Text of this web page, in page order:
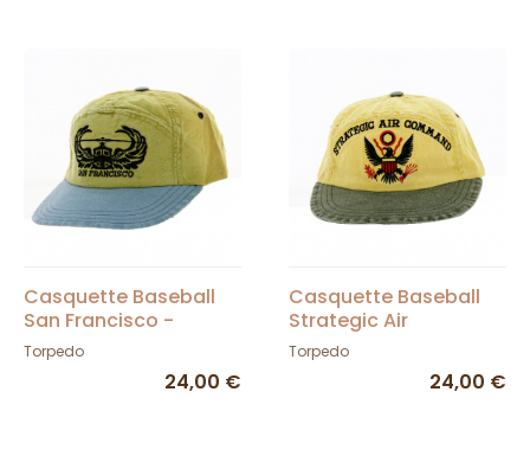
Casquette Baseball
San Francisco -
Torpedo
Torpedo
24,00 €
Casquette Baseball
Strategic Air
command Jaune -
Torpedo
Torpedo
24,00 €